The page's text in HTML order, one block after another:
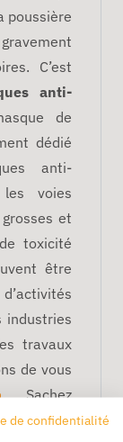
poussière
C’est
anti-
de
dédié
anti-
voies
et
toxicité
être
industries
travaux
de vous
. Sachez
de confidentialité